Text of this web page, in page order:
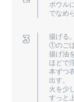
ボウル
でなめ
揚げる。
①のご
揚げ油
ほどで
本ずつ
出す。
火を少
すっと